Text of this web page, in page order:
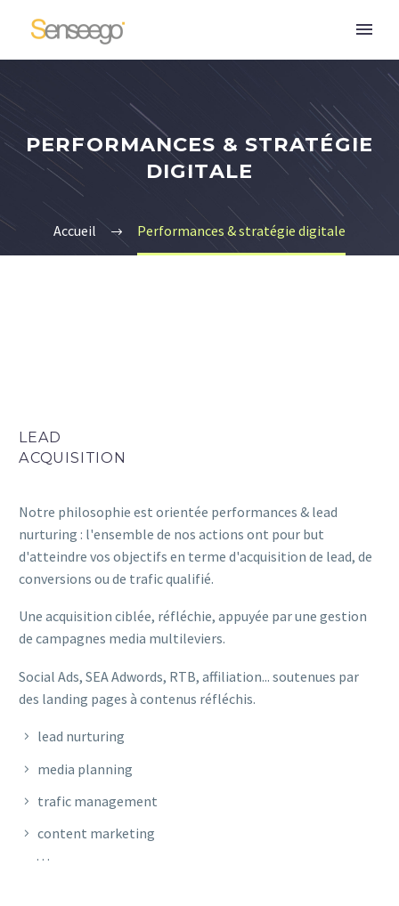
PERFORMANCES & STRATÉGIE
DIGITALE
Accueil Performances & stratégie digitale
LEAD
ACQUISITION
Notre philosophie est orientée performances & lead
nurturing : l'ensemble de nos actions ont pour but
d'atteindre vos objectifs en terme d'acquisition de lead, de
conversions ou de trafic qualifié.
Une acquisition ciblée, réfléchie, appuyée par une gestion
de campagnes media multileviers.
Social Ads, SEA Adwords, RTB, affiliation... soutenues par
des landing pages à contenus réfléchis.
lead nurturing
media planning
trafic management
content marketing
…